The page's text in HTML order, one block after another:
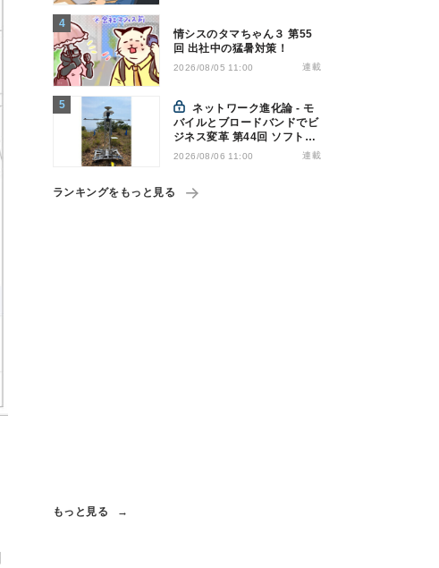
情シスのタマちゃん３ 第55
回 出社中の猛暑対策！
2026/08/05 11:00 連載
ネットワーク進化論 - モ
バイルとブロードバンドでビ
ジネス変革 第44回 ソフトバ
ンクが「HAPS」のプレ商用
2026/08/06 11:00 連載
ランキングをもっと見る
もっと見る